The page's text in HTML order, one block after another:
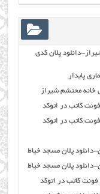
دانلود پلان کدی
پایدار
خانه محتشم شیراز
کاتب در اتوکد
کاتب در اتوکد
دانلود پلان مسجد خیاط
دانلود پلان مسجد خیاط
فونت کاتب در اتوکد